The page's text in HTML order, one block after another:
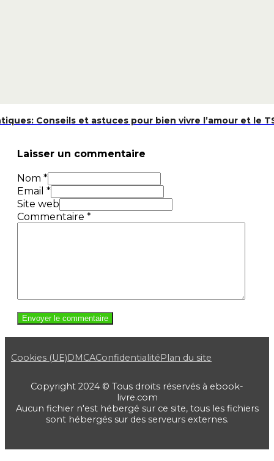
Conseils et astuces pour bien vivre l’amour et le
Laisser un commentaire
Nom *
Email *
Site web
Commentaire *
Cookies (UE)DMCAConfidentialitéPlan du site
Copyright 2024 © Tous droits réservés à ebook-
livre.com
Aucun fichier n'est hébergé sur ce site, tous les fichiers
sont hébergés sur des serveurs externes.